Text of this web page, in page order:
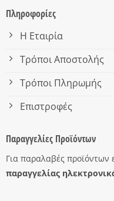
Πληροφορίες
Η Εταιρία
Τρόποι Αποστολής
Τρόποι Πληρωμής
Επιστροφές
Παραγγελίες Προϊόντων
Για παραλαβές προϊόντων
παραγγελίας